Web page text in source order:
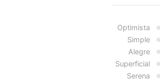
Optimista
Simple
Alegre
Superficial
Serena